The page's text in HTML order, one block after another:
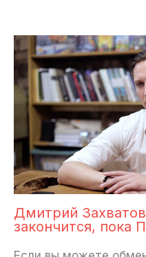
Дмитрий
закончится, пока